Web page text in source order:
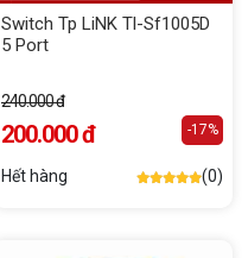
Switch Tp LiNK Tl-Sf1005D
5 Port
240.000 đ
200.000 đ -17%
Hết hàng (0)